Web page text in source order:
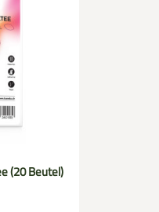
(20 Beutel)